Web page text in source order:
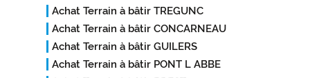
Achat Terrain à bâtir TREGUNC
Achat Terrain à bâtir CONCARNEAU
Achat Terrain à bâtir GUILERS
Achat Terrain à bâtir PONT L ABBE